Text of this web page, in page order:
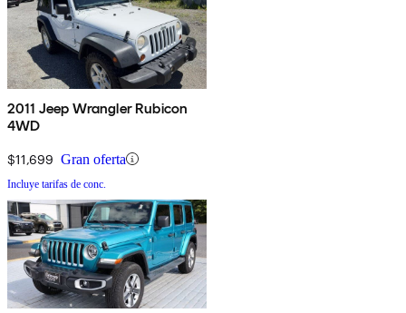
2011 Jeep Wrangler Rubicon
4WD
$11,699 Gran oferta
Incluye tarifas de conc.